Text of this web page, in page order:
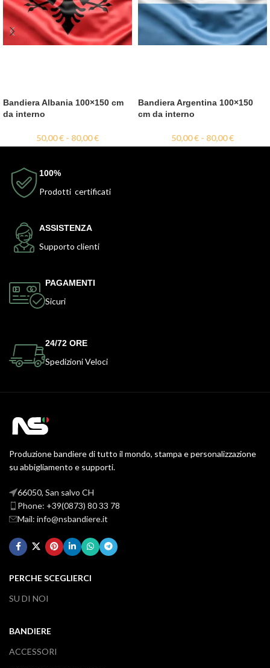
Bandiera Albania 100×150 cm
da interno
50,00€ - 80,00€
Bandiera Argentina 100×150
cm da interno
50,00€ - 80,00€
100%
Prodotti certificati
ASSISTENZA
Supporto clienti
PAGAMENTI
Sicuri
24/72 ORE
Spedizioni Veloci
Produzione bandiere di tutto il mondo, stampa e personalizzazione
su abbigliamento e supporti.
66050, San salvo CH
Phone: +39(0873) 80 33 78
Mail: info@nsbandiere.it
PERCHE SCEGLIERCI
SU DI NOI
BANDIERE
ACCESSORI